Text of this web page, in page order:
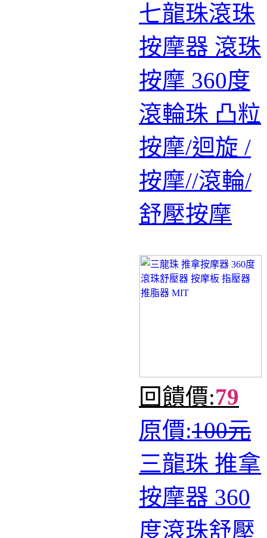
七龍珠滾珠
按摩器 滾珠
按摩 360度
滾輪珠 凸粒
按摩/迴旋 /
按摩//滾輪/
舒壓按摩
回饋價:79
原價:100元
三龍珠 推拿
按摩器 360
度滾珠舒壓